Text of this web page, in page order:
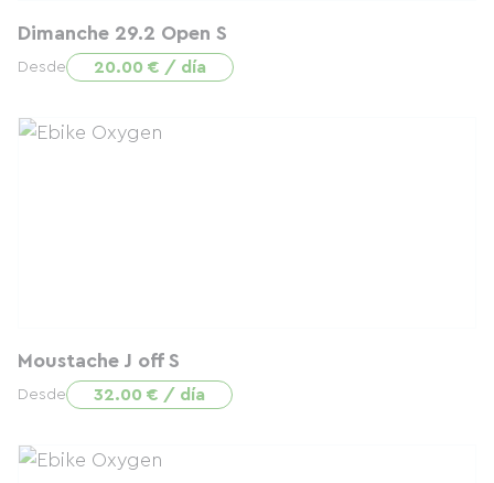
Dimanche 29.2 Open S
Desde 20.00 € / día
Moustache J off S
Desde 32.00 € / día